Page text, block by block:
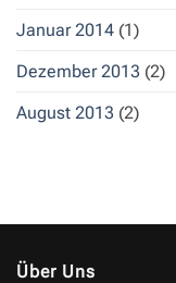
Januar 2014 (1)
Dezember 2013 (2)
August 2013 (2)
Über Uns